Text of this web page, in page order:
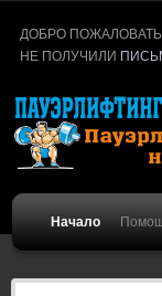
ДОБРО
НЕ ПОЛУЧИЛИ
Начало